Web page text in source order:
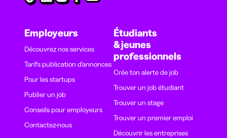
Employeurs
Découvrez nos services
Tarifs publication d’annonces
Pour les startups
Publier un job
Conseils pour employeurs
Contactez-nous
Étudiants
& jeunes
professionnels
Crée ton alerte de job
Trouver un job étudiant
Trouver un stage
Trouver un premier emploi
Découvrir les entreprises